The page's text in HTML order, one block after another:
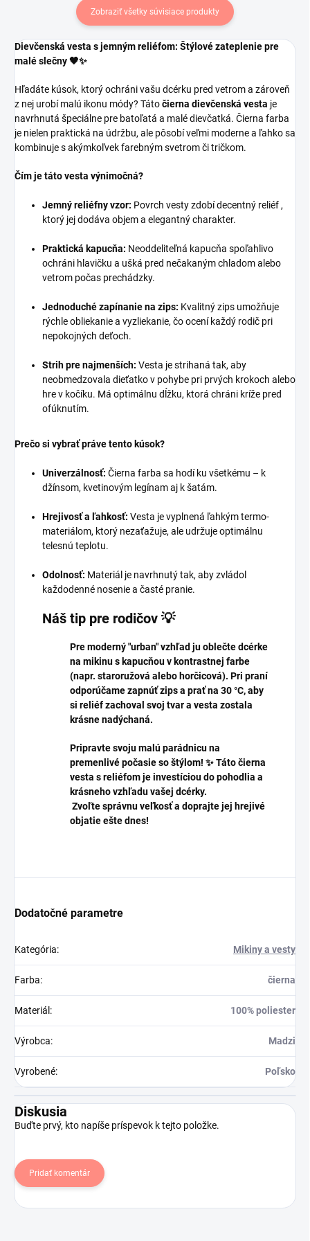
Zobraziť všetky súvisiace produkty
Dievčenská vesta s jemným reliéfom: Štýlové zateplenie pre
malé slečny 🖤✨
Hľadáte kúsok, ktorý ochráni vašu dcérku pred vetrom a zároveň
z nej urobí malú ikonu módy? Tátočierna dievčenská vesta je
navrhnutá špeciálne pre batoľatá a malé dievčatká. Čierna farba
je nielen praktická na údržbu, ale pôsobí veľmi moderne a ľahko sa
kombinuje s akýmkoľvek farebným svetrom či tričkom.
Čím je táto vesta výnimočná?
Jemný reliéfny vzor: Povrch vesty zdobí decentný reliéf ,
ktorý jej dodáva objem a elegantný charakter.
Praktická kapucňa: Neoddeliteľná kapucňa spoľahlivo
ochráni hlavičku a ušká pred nečakaným chladom alebo
vetrom počas prechádzky.
Jednoduché zapínanie na zips: Kvalitný zips umožňuje
rýchle obliekanie a vyzliekanie, čo ocení každý rodič pri
nepokojných deťoch.
Strih pre najmenších: Vesta je strihaná tak, aby
neobmedzovala dieťatko v pohybe pri prvých krokoch alebo
hre v kočíku. Má optimálnu dĺžku, ktorá chráni kríže pred
ofúknutím.
Prečo si vybrať práve tento kúsok?
Univerzálnosť: Čierna farba sa hodí ku všetkému – k
džínsom, kvetinovým legínam aj k šatám.
Hrejivosť a ľahkosť: Vesta je vyplnená ľahkým termo-
materiálom, ktorý nezaťažuje, ale udržuje optimálnu
telesnú teplotu.
Odolnosť: Materiál je navrhnutý tak, aby zvládol
každodenné nosenie a časté pranie.
Náš tip pre rodičov 💡
Pre moderný "urban" vzhľad ju oblečte dcérke
na mikinu s kapucňou v kontrastnej farbe
(napr. staroružová alebo horčicová). Pri praní
odporúčame zapnúť zips a prať na 30 °C, aby
si reliéf zachoval svoj tvar a vesta zostala
krásne nadýchaná.
Pripravte svoju malú parádnicu na
premenlivé počasie so štýlom! ✨ Táto čierna
vesta s reliéfom je investíciou do pohodlia a
krásneho vzhľadu vašej dcérky.
Zvoľte správnu veľkosť a doprajte jej hrejivé
objatie ešte dnes!
Dodatočné parametre
Kategória: Mikiny a vesty
Farba: čierna
Materiál : 100% poliester
Výrobca: Madzi
Vyrobené: Poľsko
Diskusia
Buďte prvý, kto napíše príspevok k tejto položke.
Pridať komentár